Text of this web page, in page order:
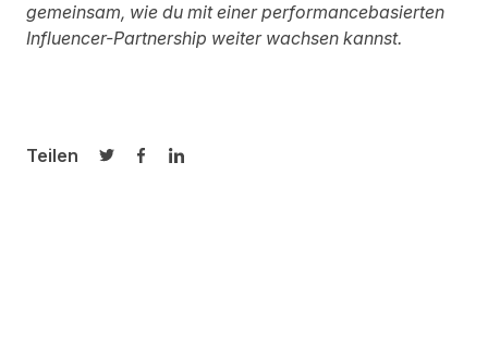
gemeinsam, wie du mit einer performancebasierten
Influencer-Partnership weiter wachsen kannst.
Teilen
Auf Twitter teilen
Auf Facebook teilen
Auf LinkedIn teilen